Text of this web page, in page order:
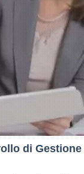
di Gestione